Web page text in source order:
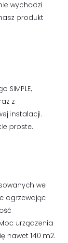
wychodzi
produkt
SIMPLE,
z
instalacji.
proste.
we
ogrzewając
urządzenia
nawet 140 m2.